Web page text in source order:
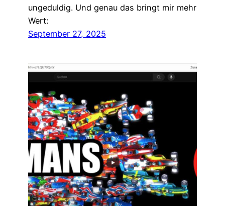
ungeduldig. Und genau das bringt mir mehr
Wert:
September 27, 2025